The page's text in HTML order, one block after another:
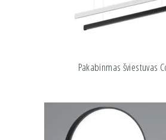
Pakabinmas šviestuvas